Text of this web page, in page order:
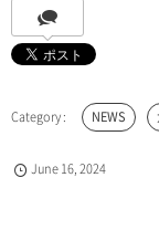
NEWS
June16,2024